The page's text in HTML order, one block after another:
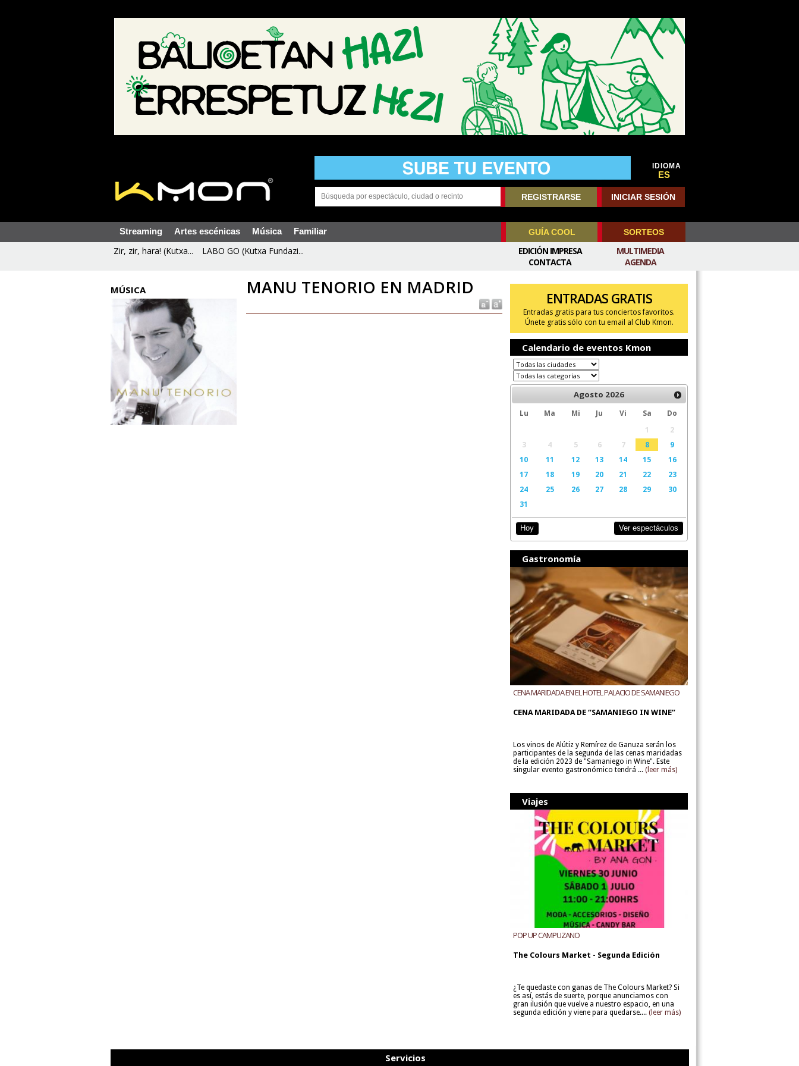
IDIOMA
ES
REGISTRARSE INICIAR SESIÓN
Streaming Artes escénicas Música Familiar GUÍA COOL SORTEOS
Zir, zir, hara! (Kutxa... LABO GO (Kutxa Fundazi...
MULTIMEDIA
AGENDA
EDICIÓN IMPRESA
CONTACTA
MÚSICA MANU TENORIO EN MADRID
ENTRADAS GRATIS
Entradas gratis para tus conciertos favoritos.
Únete gratis sólo con tu email al Club Kmon.
Calendario de eventos Kmon
Agosto 2026
Lu Ma Mi Ju Vi Sa
Do
1
2
3
4 5 6 7 8
9
10
11 12 13 14 15
16
17
18 19 20 21 22
23
24
25 26 27 28 29
30
31
Hoy Ver espectáculos
Gastronomía
CENA MARIDADA EN EL HOTEL PALACIO DE SAMANIEGO
CENA MARIDADA DE “SAMANIEGO IN WINE”
Los vinos de Alútiz y Remírez de Ganuza serán los
participantes de la segunda de las cenas maridadas
de la edición 2023 de "Samaniego in Wine". Este
singular evento gastronómico tendrá ... (leer más)
Viajes
POP UP CAMPUZANO
The Colours Market - Segunda Edición
¿Te quedaste con ganas de The Colours Market? Si
es así, estás de suerte, porque anunciamos con
gran ilusión que vuelve a nuestro espacio, en una
segunda edición y viene para quedarse.... (leer más)
Servicios